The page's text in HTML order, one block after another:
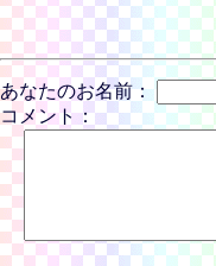
あなたのお名前：
コメント：